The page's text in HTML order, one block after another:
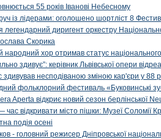
55 років Іванові Небесному
із лідерами: оголошено шортліст 8
легендарний диригент оркестру
Скорика
народний хор отримав статус національного
здивує”: керівник Львівської опери
здивував несподіваною зміною кар'єри у 88
фольклорний фестиваль «Буковинські
Aperta відкриє новий сезон берлінської
час відкривати місто пішки: Музеї Соломії
подія осені
- головний режисер Дніпровської